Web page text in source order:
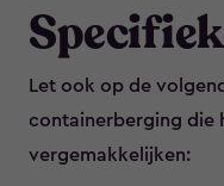
Let ook op de
containerberging die
vergemakkelijken: